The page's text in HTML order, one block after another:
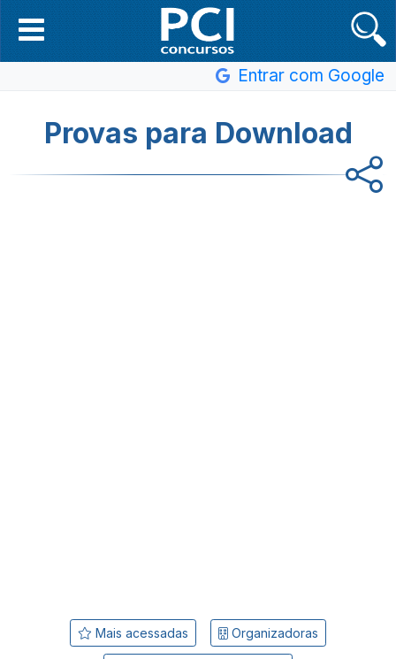
Entrar com Google
Provas para Download
Mais acessadas Organizadoras